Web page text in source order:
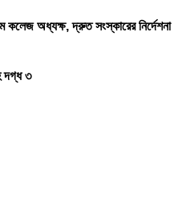
কলেজ অধ্যক্ষ, দ্রুত সংস্কারের নির্দেশনা
দগ্ধ ৩